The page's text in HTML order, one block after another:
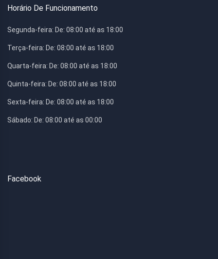
Horário De Funcionamento
Segunda-feira: De: 08:00 até as 18:00
Terça-feira: De: 08:00 até as 18:00
Quarta-feira: De: 08:00 até as 18:00
Quinta-feira: De: 08:00 até as 18:00
Sexta-feira: De: 08:00 até as 18:00
Sábado: De: 08:00 até as 00:00
Facebook